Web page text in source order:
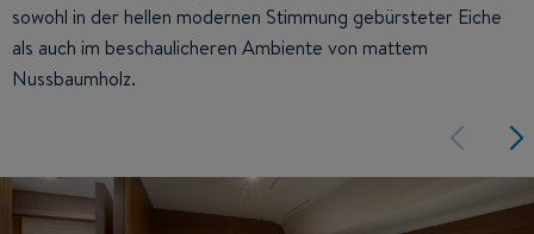
sowohl in der hellen modernen Stimmung gebürsteter Eiche
als auch im beschaulicheren Ambiente von mattem
Nussbaumholz.